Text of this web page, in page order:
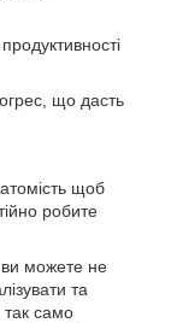
що дасть
щоб
робите
можете не
та
так само